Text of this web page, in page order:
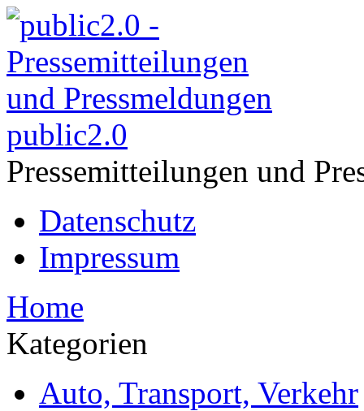
public2.0
Pressemitteilungen und
Datenschutz
Impressum
Home
Kategorien
Auto, Transport, Verkehr